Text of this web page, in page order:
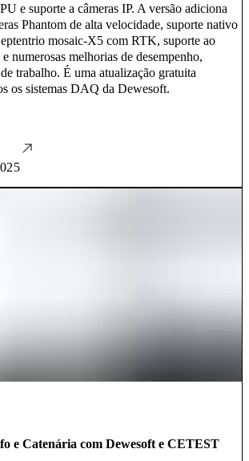
e suporte a câmeras IP. A versão adiciona
Phantom de alta velocidade, suporte nativo
mosaic-X5 com RTK, suporte ao
numerosas melhorias de desempenho,
trabalho. É uma atualização gratuita
os sistemas DAQ da Dewesoft.
e Catenária com Dewesoft e CETEST